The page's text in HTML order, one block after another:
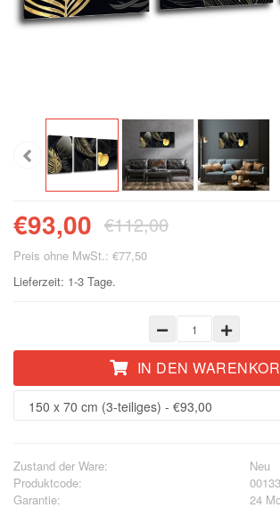
€93,00 €112,00
Preis ohne MwSt.: €77,50
Lieferzeit: 1-3 Tage.
IN DEN
Zustand der Ware:
Neu
Produktcode:
Garantie:
24